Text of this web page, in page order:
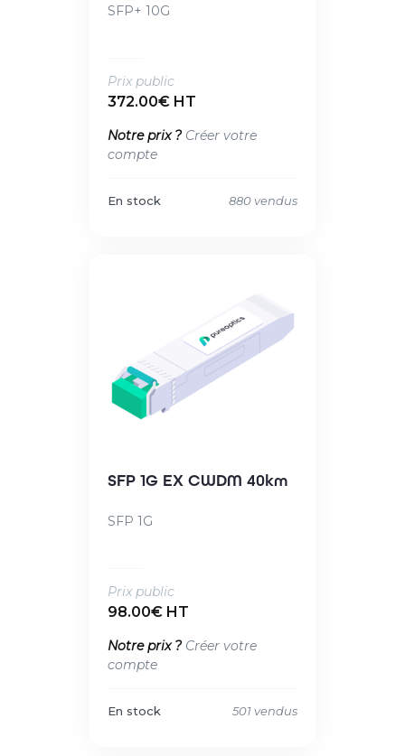
SFP+ 10G
Prix public
372.00€ HT
Notre prix ? Créer votre
compte
En stock 880 vendus
SFP 1G EX CWDM 40km
SFP 1G
Prix public
98.00€ HT
Notre prix ? Créer votre
compte
En stock 501 vendus